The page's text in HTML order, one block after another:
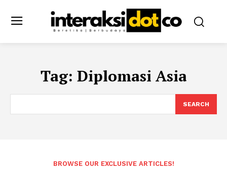
Tag: Diplomasi Asia
SEARCH
BROWSE OUR EXCLUSIVE ARTICLES!